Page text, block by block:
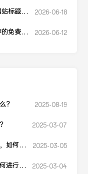
标题提
2026-06-18
免费
2026-06-12
？ 2025-08-19
2025-03-07
如何进
2025-03-05
进行信
2025-03-04